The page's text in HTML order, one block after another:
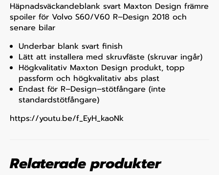
Häpnadsväckandeblank svart Maxton Design främre
spoiler för Volvo S60/V60 R–Design 2018 och
senare bilar
Underbar blank svart finish
Lätt att installera med skruvfäste (skruvar ingår)
Högkvalitativ Maxton Design produkt, topp
passform och högkvalitativ abs plast
Endast för R–Design–stötfångare (inte
standardstötfångare)
https://youtu.be/f_EyH_kaoNk
Relaterade produkter